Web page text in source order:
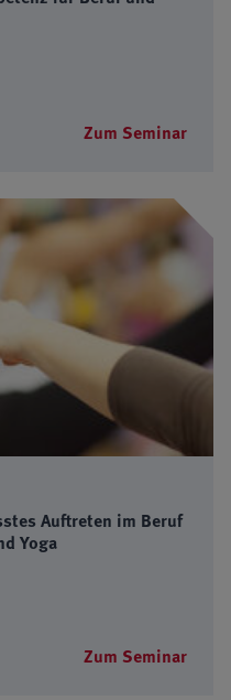
Zum Seminar
Auftreten im Beruf
Yoga
Zum Seminar